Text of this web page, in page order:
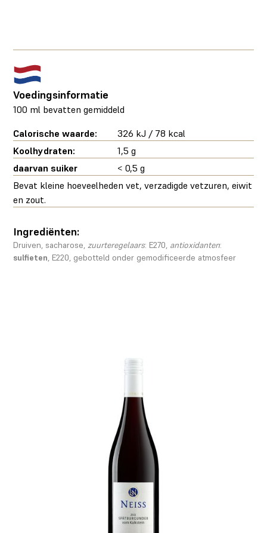
Voedingsinformatie
100 ml bevatten gemiddeld
Calorische waarde:
326 kJ / 78 kcal
Koolhydraten:
1,5 g
daarvan suiker
< 0,5 g
Bevat kleine hoeveelheden vet, verzadigde vetzuren, eiwit
en zout.
Ingrediënten:
Druiven, sacharose,zuurteregelaars: E270, antioxidanten:
sulfieten, E220, gebotteld onder gemodificeerde atmosfeer